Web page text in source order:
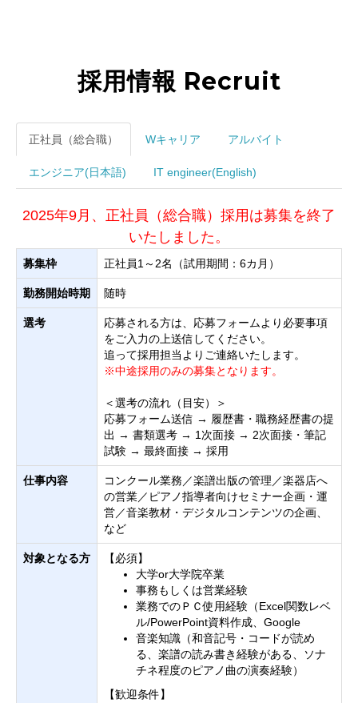
採用情報 Recruit
正社員（総合職） Wキャリア アルバイト
エンジニア(日本語) IT engineer(English)
2025年9月、正社員（総合職）採用は募集を終了
いたしました。
募集枠 正社員1～2名（試用期間：6カ月）
勤務開始時期 随時
選考
応募される方は、応募フォームより必要事項
をご入力の上送信してください。
追って採用担当よりご連絡いたします。
※中途採用のみの募集となります。
＜選考の流れ（目安）＞
応募フォーム送信 → 履歴書・職務経歴書の提
出 → 書類選考 → 1次面接 → 2次面接・筆記
試験 → 最終面接 → 採用
仕事内容
コンクール業務／楽譜出版の管理／楽器店へ
の営業／ピアノ指導者向けセミナー企画・運
営／音楽教材・デジタルコンテンツの企画、
など
対象となる方
【必須】
大学or大学院卒業
事務もしくは営業経験
業務でのＰＣ使用経験（Excel関数レベ
ル/PowerPoint資料作成、Google
音楽知識（和音記号・コードが読め
る、楽譜の読み書き経験がある、ソナ
チネ程度のピアノ曲の演奏経験）
【歓迎条件】